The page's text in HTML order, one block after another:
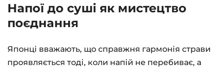
Напої до суші як мистецтво
поєднання
Японці вважають, що справжня гармонія страви
проявляється тоді, коли напій не перебиває, а